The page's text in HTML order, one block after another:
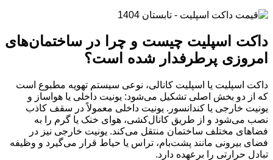
داکت اسپلیت چیست و چرا در ساختمان‌های
امروزی پرطرفدار شده است؟
داکت اسپلیت یا اسپلیت کانالی، نوعی سیستم تهویه مطبوع است
که از دو بخش اصلی تشکیل می‌شود: یونیت داخلی یا هواساز و
یونیت خارجی یا کندانسور. یونیت داخلی معمولاً در سقف کاذب
نصب می‌شود و از طریق کانال‌کشی، هوای خنک یا گرم را به
فضاهای مختلف ساختمان منتقل می‌کند. یونیت خارجی نیز در
فضای بیرونی مانند پشت‌بام، تراس یا حیاط قرار می‌گیرد و وظیفه
تبادل حرارتی را برعهده دارد.